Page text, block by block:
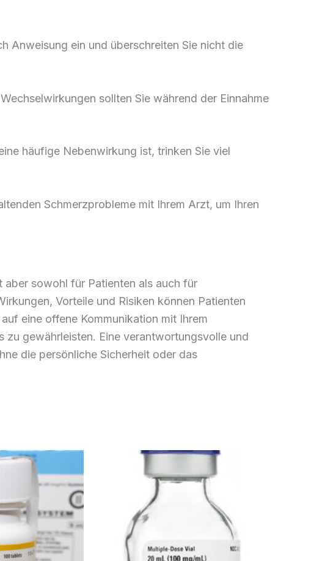
Anweisung ein und überschreiten Sie nicht die
sollten Sie während der Einnahme
häufige Nebenwirkung ist, trinken Sie viel
Schmerzprobleme mit Ihrem Arzt, um Ihren
sowohl für Patienten als auch für
Vorteile und Risiken können Patienten
eine offene Kommunikation mit Ihrem
zu gewährleisten. Eine verantwortungsvolle und
die persönliche Sicherheit oder das
Preisspanne:
€210.00
Produkt
weist
mehrere
Varianten
auf.
Preisspanne:
bis
€480.00
Varianten
auf.